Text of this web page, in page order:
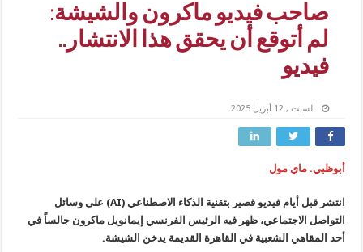
صاحب فيديو ماكرون والشيشة:
لم أتوقع أن يحقق هذا الانتشار..
فيديو
السبت , 12 أبريل 2025
أبوظبي. ماي مول
انتشر قبل أيام فيديو قصير بتقنية الذكاء الاصطناعي (AI) على وسائل
التواصل الاجتماعي، ظهر فيه الرئيس الفرنسي إيمانويل ماكرون جالساً في
أحد المقاهي الشعبية في القاهرة القديمة يدخن الشيشة.